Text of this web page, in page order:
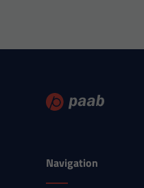
Navigation